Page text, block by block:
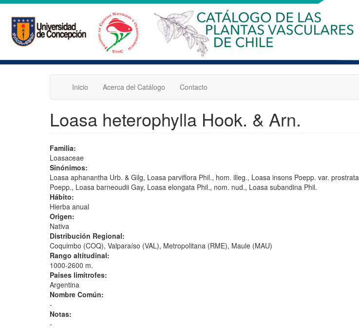
Pasar
contenido
principal
Inicio Acerca del Catálogo Contacto
Loasa heterophylla Hook. & Arn.
Familia:
Loasaceae
Sinónimos:
Loasa aphanantha Urb. & Gilg, Loasa parviflora Phil., hom. illeg., Loasa insons Poepp. var. prostrata
Poepp., Loasa barneoudii Gay, Loasa elongata Phil., nom. nud., Loasa subandina Phil.
Hábito:
Hierba anual
Origen:
Nativa
Distribución Regional:
Coquimbo (COQ), Valparaíso (VAL), Metropolitana (RME), Maule (MAU)
Rango altitudinal:
1000-2600 m.
Paises limítrofes:
Argentina
Nombre Común:
-
Notas:
-